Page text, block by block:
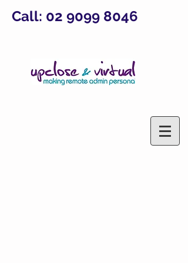
Call: 02 9099 8046